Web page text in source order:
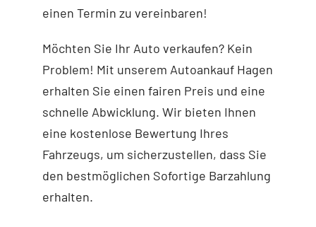
einen Termin zu vereinbaren!
Möchten Sie Ihr Auto verkaufen? Kein
Problem! Mit unserem Autoankauf Hagen
erhalten Sie einen fairen Preis und eine
schnelle Abwicklung. Wir bieten Ihnen
eine kostenlose Bewertung Ihres
Fahrzeugs, um sicherzustellen, dass Sie
den bestmöglichen Sofortige Barzahlung
erhalten.